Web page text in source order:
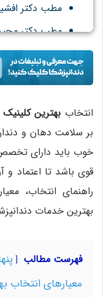
مطب دکتر
مطب دکتر
انتخاب بهترین
بر سلامت دهان و
خوب باید دارای تخصص
قوی باشد تا اعتماد و
راهنمای انتخاب،
بهترین خدمات
فهرست مطالب
معیارهای انتخاب